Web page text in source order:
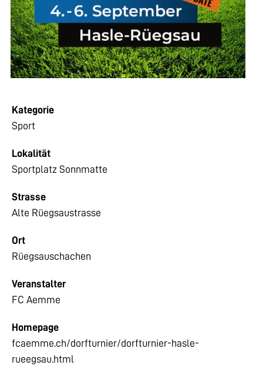
Kategorie
Sport
Lokalität
Sportplatz Sonnmatte
Strasse
Alte Rüegsaustrasse
Ort
Rüegsauschachen
Veranstalter
FC Aemme
Homepage
fcaemme.ch/dorfturnier/dorfturnier-hasle-
rueegsau.html